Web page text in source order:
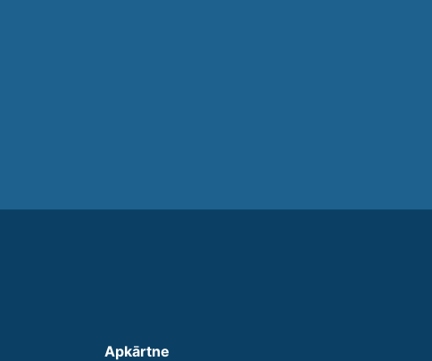
Apkārtne